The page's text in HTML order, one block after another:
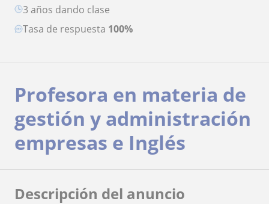
3 años dando clase
Tasa de respuesta 100%
Profesora en materia de
gestión y administración
empresas e Inglés
Descripción del anuncio